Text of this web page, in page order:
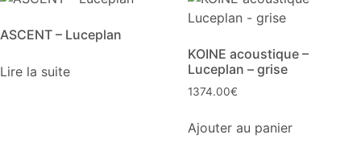
ASCENT – Luceplan
Lire la suite
KOINE acoustique –
Luceplan – grise
1374.00€
Ajouter au panier